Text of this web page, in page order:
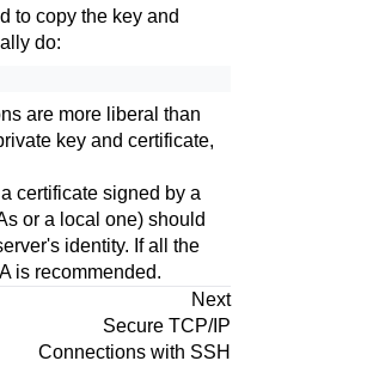
to copy the key and
do:
are more liberal than
key and certificate,
certificate signed by a
or a local one) should
identity. If all the
is recommended.
Next
Secure TCP/IP
Connections with SSH